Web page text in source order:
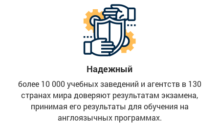
Надежный
более 10 000 учебных заведений и агентств в 130
странах мира доверяют результатам экзамена,
принимая его результаты для обучения на
англоязычных программах.